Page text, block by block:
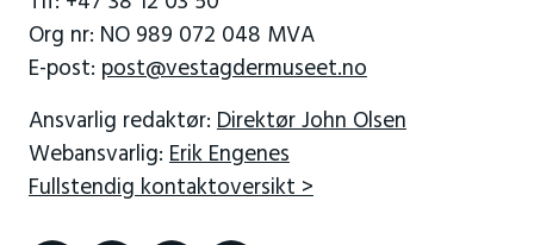
Org nr: NO 989 072 048 MVA
E-post: post@vestagdermuseet.no
Ansvarlig redaktør: Direktør John Olsen
Webansvarlig: Erik Engenes
Fullstendig kontaktoversikt >